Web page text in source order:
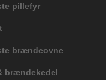
pillefyr
brændeovne
brændekedel